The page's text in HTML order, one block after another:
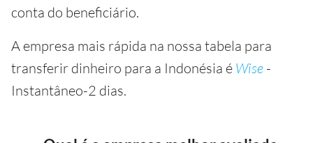
conta do beneficiário.
A empresa mais rápida na nossa tabela para
transferir dinheiro para a Indonésia é Wise -
Instantâneo-2 dias.